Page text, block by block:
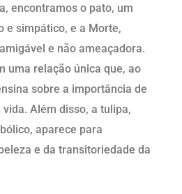
encontramos o pato, um
e simpático, e a Morte,
e não ameaçadora.
uma relação única que, ao
sobre a importância de
Além disso, a tulipa,
aparece para
e da transitoriedade da